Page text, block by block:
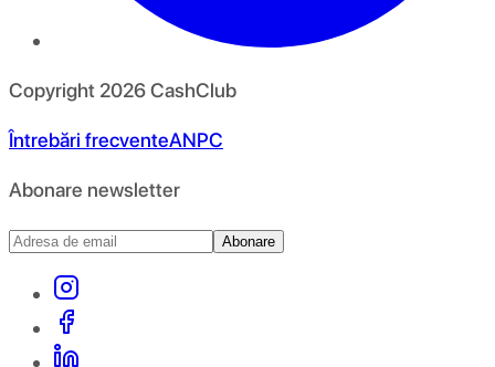
Copyright 2026CashClub
Întrebări frecventeANPC
Abonare newsletter
Abonare